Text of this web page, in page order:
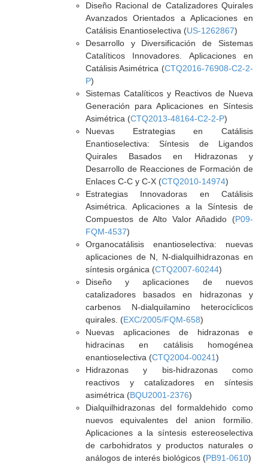
Diseño Racional de Catalizadores Quirales
Avanzados Orientados a Aplicaciones en
Catálisis Enantioselectiva (US-1262867)
Desarrollo y Diversificación de Sistemas
Catalíticos Innovadores. Aplicaciones en
Catálisis Asimétrica (CTQ2016-76908-C2-2-
P)
Sistemas Catalíticos y Reactivos de Nueva
Generación para Aplicaciones en Síntesis
Asimétrica (CTQ2013-48164-C2-2-P)
Nuevas Estrategias en Catálisis
Enantioselectiva: Síntesis de Ligandos
Quirales Basados en Hidrazonas y
Desarrollo de Reacciones de Formación de
Enlaces C-C y C-X (CTQ2010-14974)
Estrategias Innovadoras en Catálisis
Asimétrica. Aplicaciones a la Síntesis de
Compuestos de Alto Valor Añadido (P09-
FQM-4537)
Organocatálisis enantioselectiva: nuevas
aplicaciones de N, N-dialquilhidrazonas en
síntesis orgánica (CTQ2007-60244)
Diseño y aplicaciones de nuevos
catalizadores basados en hidrazonas y
carbenos N-dialquilamino heterocíclicos
quirales. (EXC/2005/FQM-658)
Nuevas aplicaciones de hidrazonas e
hidracinas en catálisis homogénea
enantioselectiva (CTQ2004-00241)
Hidrazonas y bis-hidrazonas como
reactivos y catalizadores en síntesis
asimétrica (BQU2001-2376)
Dialquilhidrazonas del formaldehido como
nuevos equivalentes del anion formilio.
Aplicaciones a la síntesis estereoselectiva
de carbohidratos y productos naturales o
análogos de interés biológicos (PB91-0610)